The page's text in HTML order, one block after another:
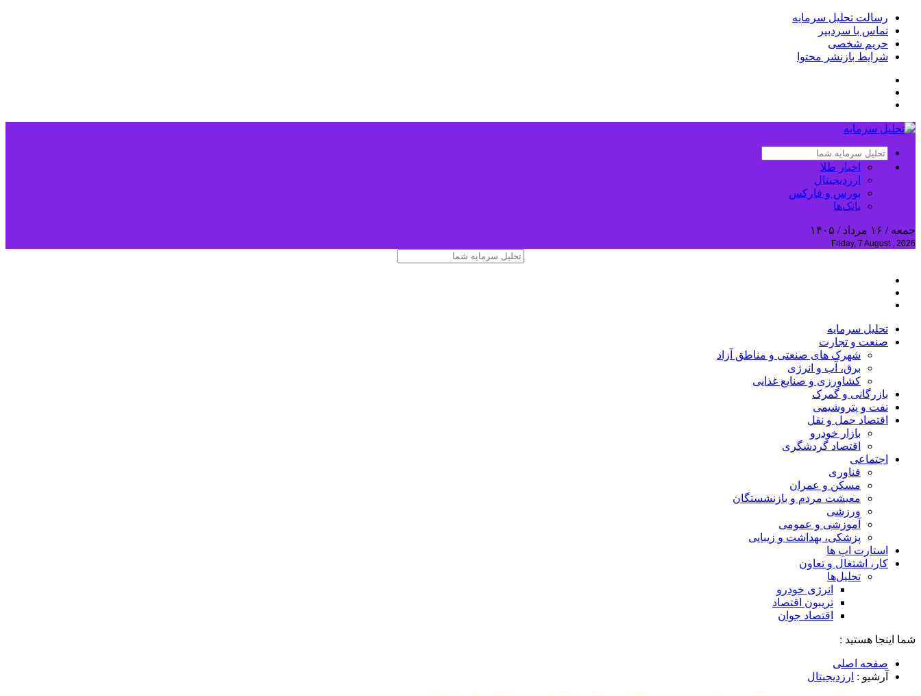
رسالت تحلیل سرمایه
تماس با سردبیر
حریم شخصی
شرایط بازنشر محتوا
اخبار طلا
ارزدیجیتال
بورس و فارکس
بانک‌ها
جمعه / ۱۶ مرداد / ۱۴۰۵
Friday, 7 August , 2026
تحلیل‌ سرمایه
صنعت و تجارت
شهرک های صنعتی و مناطق آزاد
برق، آب و انرژی
کشاورزی و صنایع غذایی
بازرگانی و گمرک
نفت و پتروشیمی
اقتصاد حمل و نقل
بازار خودرو
اقتصاد گردشگری
اجتماعی
فناوری
مسکن و عمران
معیشت مردم و بازنشستگان
ورزشی
آموزشی و عمومی
پزشکی، بهداشت و زیبایی
استارت اپ ها
کار، اشتغال و تعاون
تحلیل‌ها
انرژی خودرو
تریبون اقتصاد
اقتصاد جوان
شما اینجا هستید :
صفحه اصلی
آرشیو : ارزدیجیتال